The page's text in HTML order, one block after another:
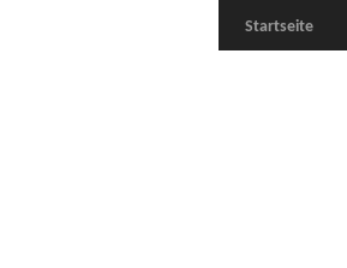
Startseite